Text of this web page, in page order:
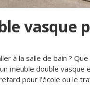
vasque
à la salle de bain ?
meuble double
pour l’école ou le